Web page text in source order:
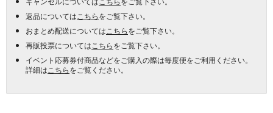
返品については こちらをご覧下さい。
おまとめ配送については こちらをご覧下さい。
再販投票については こちらをご覧下さい。
イベント応募券付商品などをご購入の際は毎度便をご利用ください。
詳細は こちらをご覧ください。